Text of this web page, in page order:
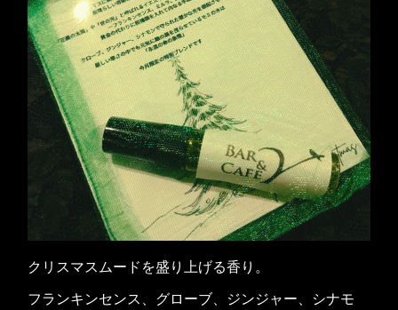
クリスマスムードを盛り上げる香り。
フランキンセンス、グローブ、ジンジャー、シナモ